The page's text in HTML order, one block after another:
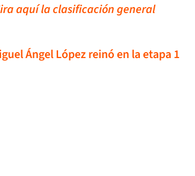
aquí la clasificación general
Ángel López reinó en la etapa 1